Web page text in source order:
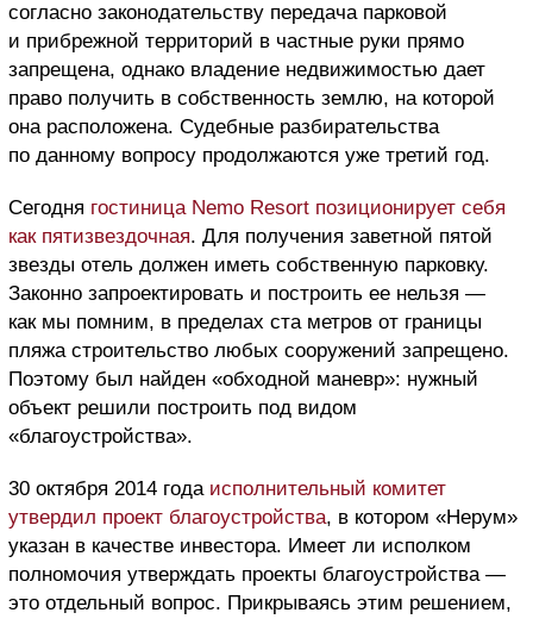
согласно законодательству передача парковой
и прибрежной территорий в частные руки прямо
запрещена, однако владение недвижимостью дает
право получить в собственность землю, на которой
она расположена. Судебные разбирательства
по данному вопросу продолжаются уже третий год.
Сегодня гостиница Nemo Resort позиционирует себя
как пятизвездочная. Для получения заветной пятой
звезды отель должен иметь собственную парковку.
Законно запроектировать и построить ее нельзя —
как мы помним, в пределах ста метров от границы
пляжа строительство любых сооружений запрещено.
Поэтому был найден «обходной маневр»: нужный
объект решили построить под видом
«благоустройства».
30 октября 2014 года исполнительный комитет
утвердил проект благоустройства, в котором «Нерум»
указан в качестве инвестора. Имеет ли исполком
полномочия утверждать проекты благоустройства —
это отдельный вопрос. Прикрываясь этим решением,